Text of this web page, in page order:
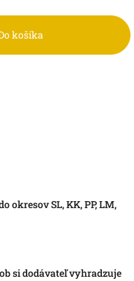
košíka
okresov SL, KK, PP, LM,
si dodávateľ vyhradzuje